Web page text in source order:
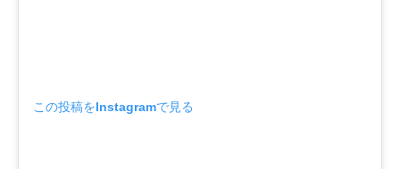
この投稿をInstagramで見る